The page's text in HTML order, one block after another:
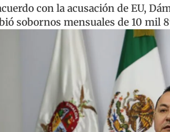
con la acusación de EU,
sobornos mensuales de 10 mil